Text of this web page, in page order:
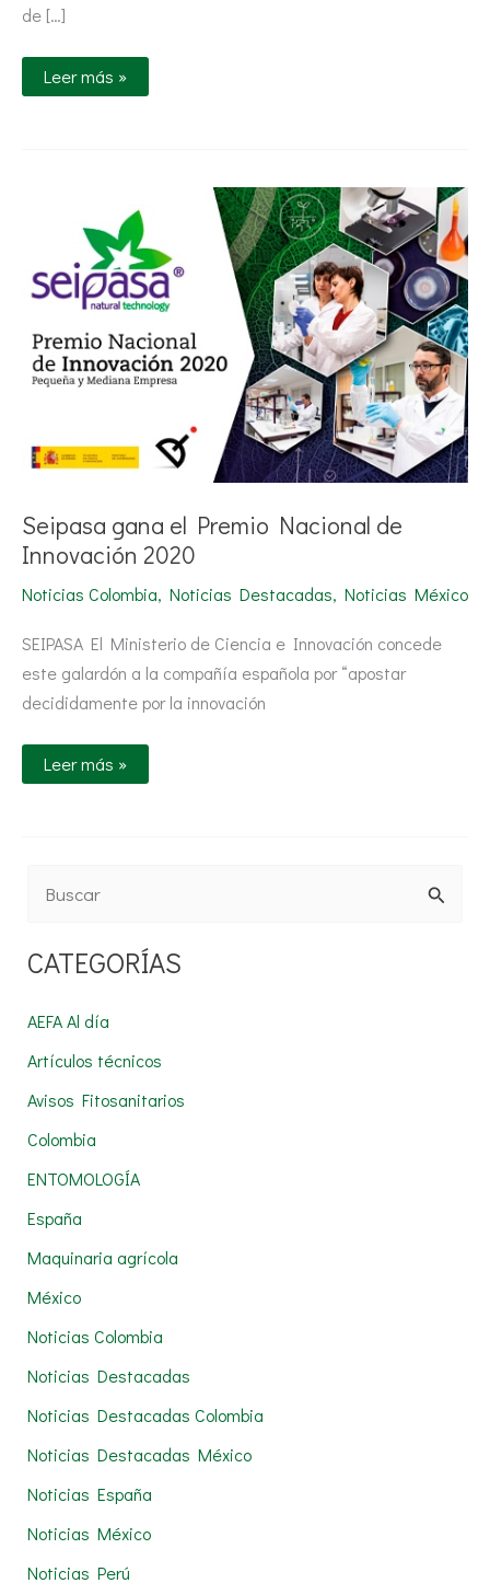
de […]
Leer más »
Seipasa gana el Premio Nacional de
Innovación 2020
Noticias Colombia, Noticias Destacadas, Noticias México
SEIPASA El Ministerio de Ciencia e Innovación concede
este galardón a la compañía española por “apostar
decididamente por la innovación
Premio
Nacional
de
Innovación
Leer más »
s
r
p
o
r
:
CATEGORÍAS
AEFA Al día
Artículos técnicos
Avisos Fitosanitarios
Colombia
ENTOMOLOGÍA
España
Maquinaria agrícola
México
Noticias Colombia
Noticias Destacadas
Noticias Destacadas Colombia
Noticias Destacadas México
Noticias España
Noticias México
Noticias Perú